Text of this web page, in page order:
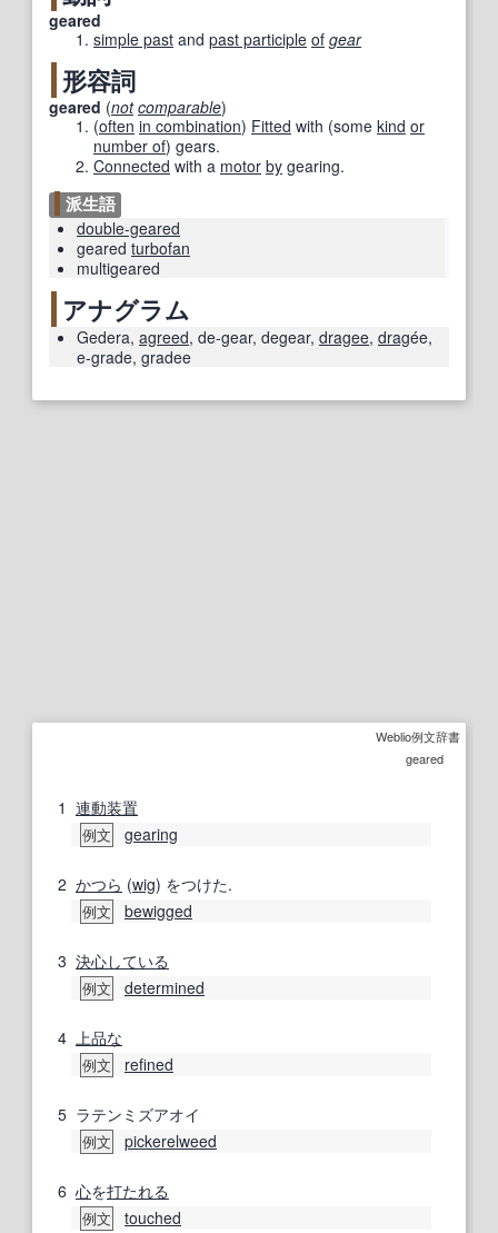
geared
simple past and past participle of gear
形容詞
geared (not comparable)
(often in combination) Fitted with (some kind or
number of) gears.
Connected with a motor by gearing.
派生語
double-geared
geared turbofan
multigeared
アナグラム
Gedera, agreed, de-gear, degear, dragee, dragée,
e-grade, gradee
Weblio例文辞書
geared
1 連動装置
例文 gearing
2 かつら (wig) をつけた.
例文 bewigged
3 決心している
例文 determined
4 上品な
例文 refined
5 ラテンミズアオイ
例文 pickerelweed
6 心を打たれる
例文 touched